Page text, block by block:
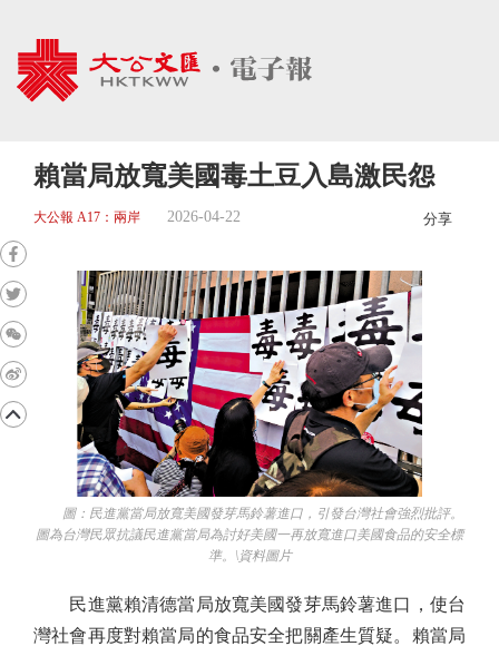
賴當局放寬美國毒土豆入島激民怨
大公報 A17：兩岸 2026-04-22 分享
圖：民進黨當局放寬美國發芽馬鈴薯進口，引發台灣社會強烈批評。
圖為台灣民眾抗議民進黨當局為討好美國一再放寬進口美國食品的安全標
準。\資料圖片
民進黨賴清德當局放寬美國發芽馬鈴薯進口，使台
灣社會再度對賴當局的食品安全把關產生質疑。賴當局